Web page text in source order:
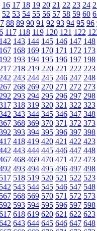
16 17 18 19 20 21 22 23 24
52 53 54 55 56 57 58 59 60
88 89 90 91 92 93 94 95 96
117 118 119 120 121 122
142 143 144 145 146 147 148
167 168 169 170 171 172 173
192 193 194 195 196 197 198
217 218 219 220 221 222 223
242 243 244 245 246 247 248
267 268 269 270 271 272 273
292 293 294 295 296 297 298
318 319 320 321 322 323
343 344 345 346 347 348
368 369 370 371 372 373
393 394 395 396 397 398
418 419 420 421 422 423
443 444 445 446 447 448
468 469 470 471 472 473
493 494 495 496 497 498
517 518 519 520 521 522 523
542 543 544 545 546 547 548
567 568 569 570 571 572 573
592 593 594 595 596 597 598
618 619 620 621 622 623
643 644 645 646 647 648